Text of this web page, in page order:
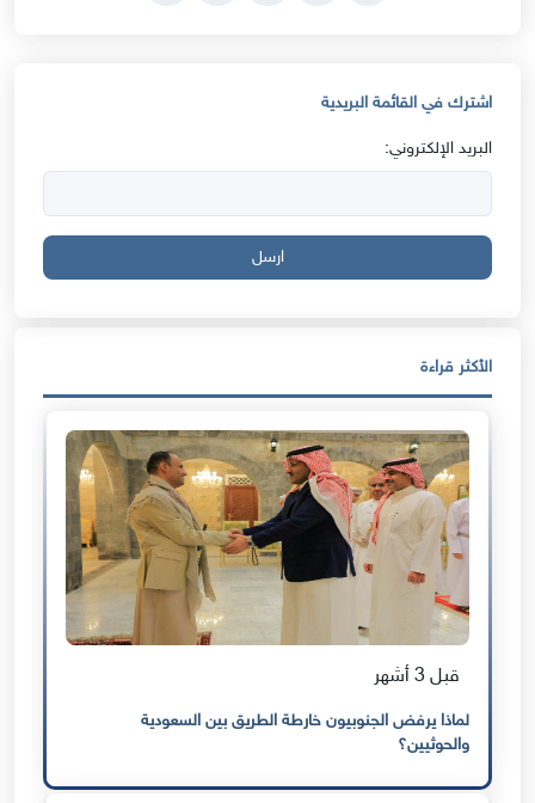
اشترك في القائمة البريدية
البريد الإلكتروني:
ارسل
الأكثر قراءة
قبل 3 أشهر
لماذا يرفض الجنوبيون خارطة الطريق بين السعودية
والحوثيين؟